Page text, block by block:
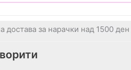
достава за нарачки над 1500 ден